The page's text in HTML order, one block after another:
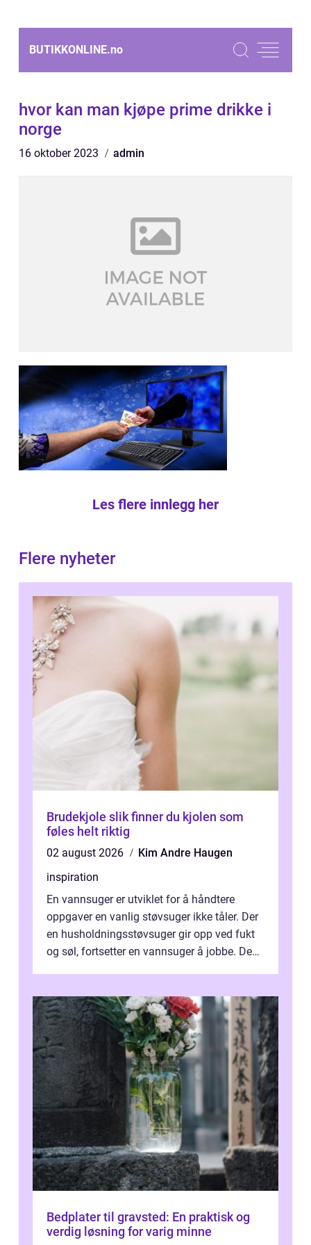
BUTIKKONLINE.no
hvor kan man kjøpe prime drikke i
norge
16 oktober 2023 admin
Les flere innlegg her
Flere nyheter
Brudekjole slik finner du kjolen som
føles helt riktig
02 august 2026
Kim Andre Haugen
inspiration
En vannsuger er utviklet for å håndtere
oppgaver en vanlig støvsuger ikke tåler. Der
en husholdningsstøvsuger gir opp ved fukt
og søl, fortsetter en vannsuger å jobbe. Den
Bedplater til gravsted: En praktisk og
verdig løsning for varig minne